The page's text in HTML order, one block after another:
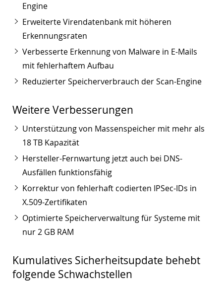
Engine
Erweiterte Virendatenbank mit höheren
Erkennungsraten
Verbesserte Erkennung von Malware in E-Mails
mit fehlerhaftem Aufbau
Reduzierter Speicherverbrauch der Scan-Engine
Weitere Verbesserungen
Unterstützung von Massenspeicher mit mehr als
18 TB Kapazität
Hersteller-Fernwartung jetzt auch bei DNS-
Ausfällen funktionsfähig
Korrektur von fehlerhaft codierten IPSec-IDs in
X.509-Zertifikaten
Optimierte Speicherverwaltung für Systeme mit
nur 2 GB RAM
Kumulatives Sicherheitsupdate behebt
folgende Schwachstellen